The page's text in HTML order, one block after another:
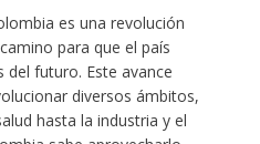
es una revolución
para que el país
del futuro. Este avance
diversos ámbitos,
hasta la industria y el